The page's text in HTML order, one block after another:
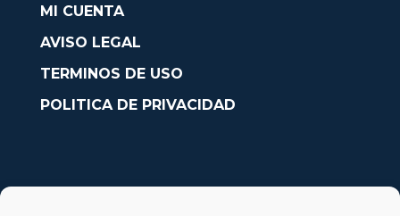
MI CUENTA
AVISO LEGAL
TERMINOS DE USO
POLITICA DE PRIVACIDAD